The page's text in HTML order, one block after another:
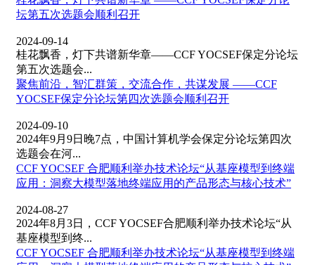
坛第五次选题会顺利召开
2024-09-14
桂花飘香，灯下共谱新华章——CCF YOCSEF保定分论坛
第五次选题会...
聚焦前沿，智汇群策，交流合作，共谋发展 ——CCF
YOCSEF保定分论坛第四次选题会顺利召开
2024-09-10
2024年9月9日晚7点，中国计算机学会保定分论坛第四次
选题会在河...
CCF YOCSEF 合肥顺利举办技术论坛“从基座模型到终端
应用：洞察大模型落地终端应用的产品形态与核心技术”
2024-08-27
2024年8月3日，CCF YOCSEF合肥顺利举办技术论坛“从
基座模型到终...
CCF YOCSEF 合肥顺利举办技术论坛“从基座模型到终端